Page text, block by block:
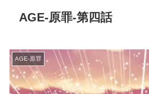
AGE-原罪-第四話
AGE-原罪